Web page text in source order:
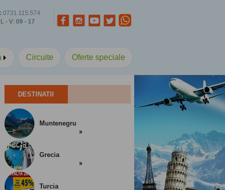
: 0731.115.574
L - V: 09 - 17
Circuite Oferte speciale
DESTINATII
Muntenegru
Grecia
Turcia